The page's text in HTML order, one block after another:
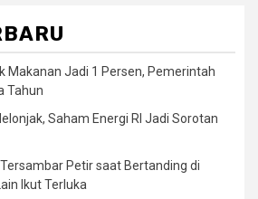
Makanan Jadi 1 Persen, Pemerintah
Tahun
Saham Energi RI Jadi Sorotan
Petir saat Bertanding di
Ikut Terluka